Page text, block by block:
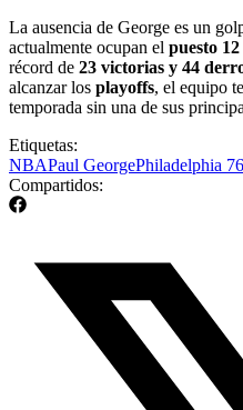
La ausencia de George es un
actualmente ocupan el puesto
récord de 23 victorias y 44
alcanzar los playoffs, el equipo
temporada sin una de sus
Etiquetas:
NBAPaul GeorgePhiladelphia
Compartidos: